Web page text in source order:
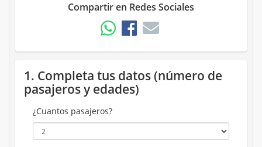
Compartir en Redes Sociales
1. Completa tus datos (número de
pasajeros y edades)
¿Cuantos pasajeros?